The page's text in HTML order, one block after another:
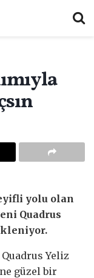
yolu olan
Quadrus
Yeliz
güzel bir